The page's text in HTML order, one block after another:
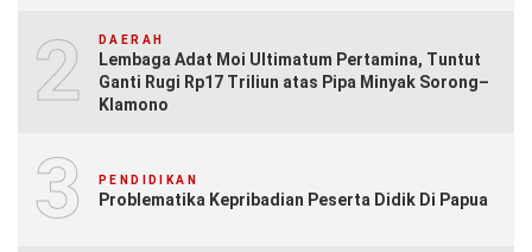
2 DAERAH
Lembaga Adat Moi Ultimatum Pertamina, Tuntut
Ganti Rugi Rp17 Triliun atas Pipa Minyak Sorong–
Klamono
3 PENDIDIKAN
Problematika Kepribadian Peserta Didik Di Papua